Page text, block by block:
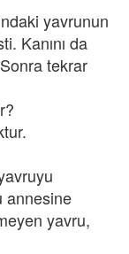
yavrunun
Kanını da
tekrar
annesine
yavru,